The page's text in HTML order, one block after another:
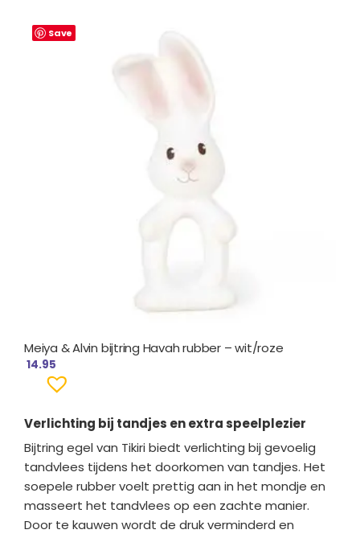
Save
Meiya & Alvin bijtring Havah rubber – wit/roze
14.95
Verlichting bij tandjes en extra speelplezier
Bijtring egel van Tikiri biedt verlichting bij gevoelig
tandvlees tijdens het doorkomen van tandjes. Het
soepele rubber voelt prettig aan in het mondje en
masseert het tandvlees op een zachte manier.
Door te kauwen wordt de druk verminderd en